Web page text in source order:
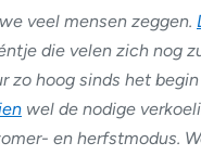
veel mensen zeggen.
die velen zich nog
zo hoog sinds het
wel de nodige
en herfstmodus.